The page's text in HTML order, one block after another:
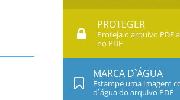
PROTEGER
Proteja o arquivo PDF
no PDF
MARCA D`ÁGUA
Estampe uma imagem
d`água do arquivo PDF